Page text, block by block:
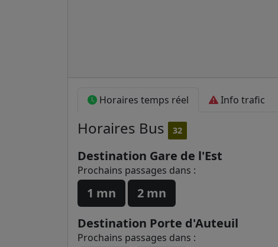
Horaires temps réel Info trafic
Horaires Bus 32
Destination Gare de l'Est
Prochains passages dans :
1 mn
2 mn
Destination Porte d'Auteuil
Prochains passages dans :